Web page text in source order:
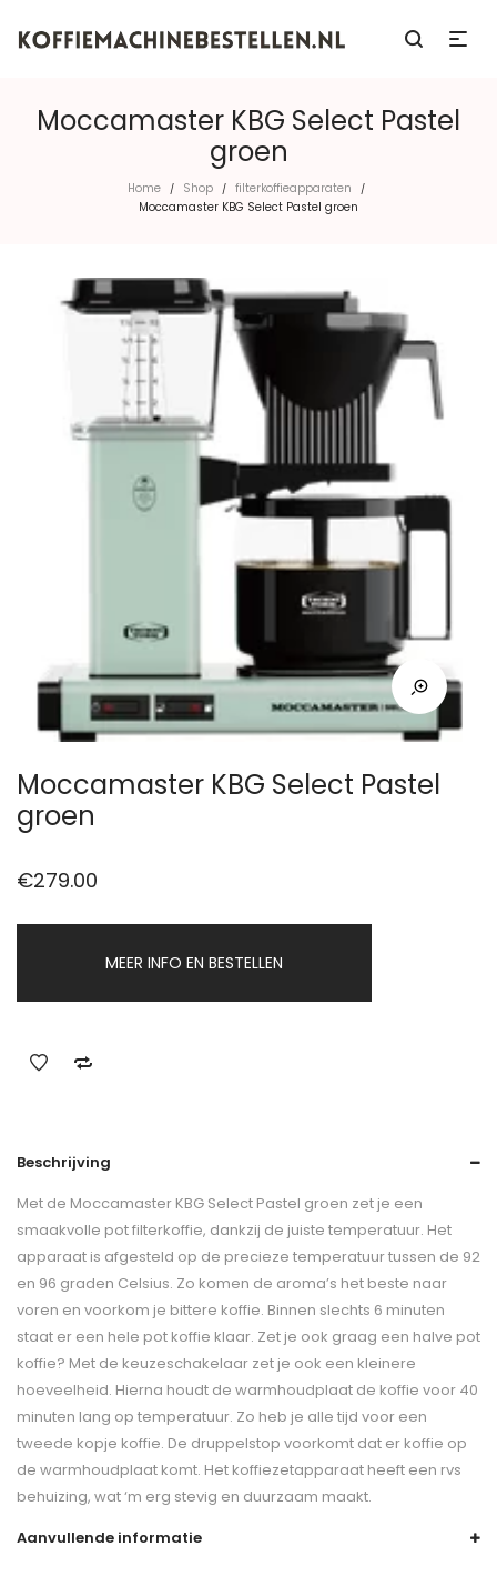
Moccamaster KBG Select Pastel
groen
Home / Shop / filterkoffieapparaten /
Moccamaster KBG Select Pastel groen
Moccamaster KBG Select Pastel
groen
€279.00
MEER INFO EN BESTELLEN
Beschrijving
Met de Moccamaster KBG Select Pastel groen zet je een
smaakvolle pot filterkoffie, dankzij de juiste temperatuur. Het
apparaat is afgesteld op de precieze temperatuur tussen de 92
en 96 graden Celsius. Zo komen de aroma’s het beste naar
voren en voorkom je bittere koffie. Binnen slechts 6 minuten
staat er een hele pot koffie klaar. Zet je ook graag een halve pot
koffie? Met de keuzeschakelaar zet je ook een kleinere
hoeveelheid. Hierna houdt de warmhoudplaat de koffie voor 40
minuten lang op temperatuur. Zo heb je alle tijd voor een
tweede kopje koffie. De druppelstop voorkomt dat er koffie op
de warmhoudplaat komt. Het koffiezetapparaat heeft een rvs
behuizing, wat ‘m erg stevig en duurzaam maakt.
Aanvullende informatie